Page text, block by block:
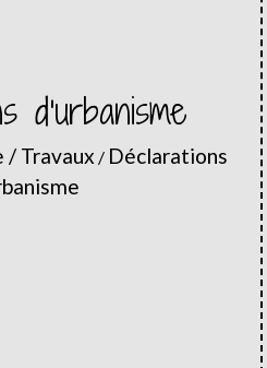
d'urbanisme
/ Travaux / Déclarations